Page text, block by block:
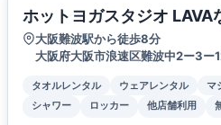
ホットヨガスタジオ LAVA
大阪難波駅から徒歩8分
大阪府大阪市浪速区難波中2ー3ー
タオルレンタル ウェアレンタル マ
シャワー
ロッカー 他店舗利用